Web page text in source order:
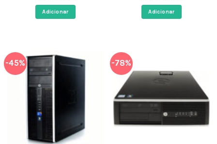
era:
799,00 €.
Adicionar
era:
549,00 €.
Adicionar
-45% -78%